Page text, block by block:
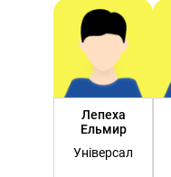
Лепеха
Ельмир
Універсал